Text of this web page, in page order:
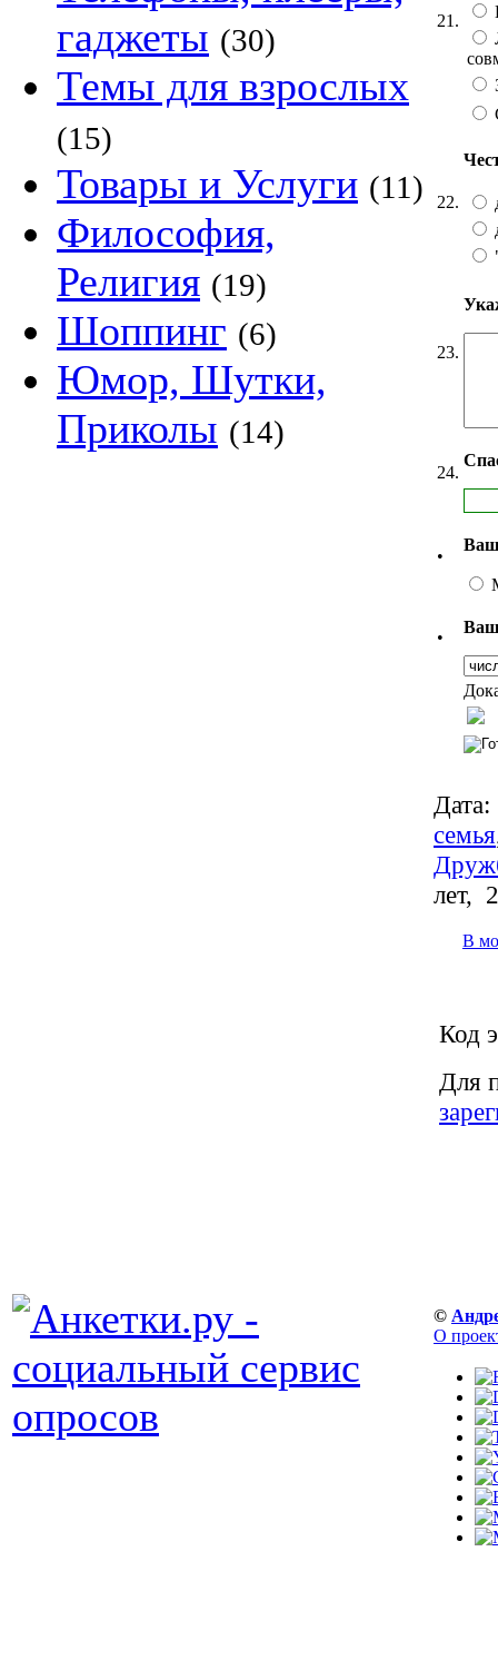
гаджеты (30)
Темы для взрослых
(15)
Товары и Услуги (11)
Философия,
Религия (19)
Шоппинг (6)
Юмор, Шутки,
Приколы (14)
21.
22.
23.
24.
•
•
Ваш
Дата:
семья
лет,
В
Код
Для
©
О